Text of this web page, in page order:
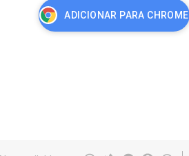
ADICIONAR PARA CHROME